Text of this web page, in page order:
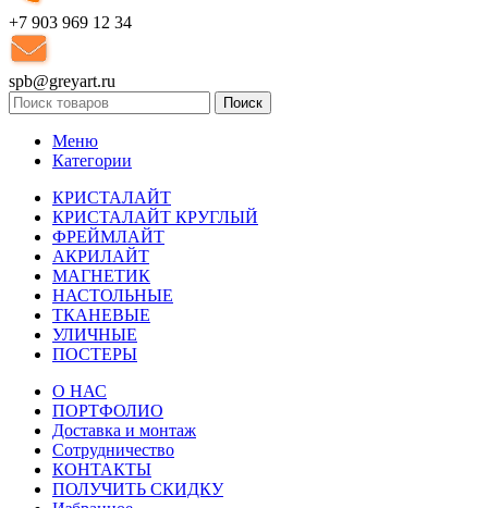
+7 903 969 12 34
spb@greyart.ru
Поиск
Меню
Категории
КРИСТАЛАЙТ
КРИСТАЛАЙТ КРУГЛЫЙ
ФРЕЙМЛАЙТ
АКРИЛАЙТ
МАГНЕТИК
НАСТОЛЬНЫЕ
ТКАНЕВЫЕ
УЛИЧНЫЕ
ПОСТЕРЫ
О НАС
ПОРТФОЛИО
Доставка и монтаж
Сотрудничество
КОНТАКТЫ
ПОЛУЧИТЬ СКИДКУ